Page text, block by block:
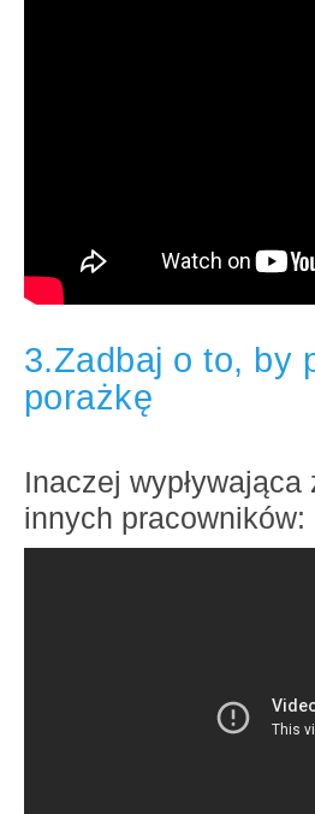
3.Zadbaj o to, by
porażkę
Inaczej
innych pracowników: